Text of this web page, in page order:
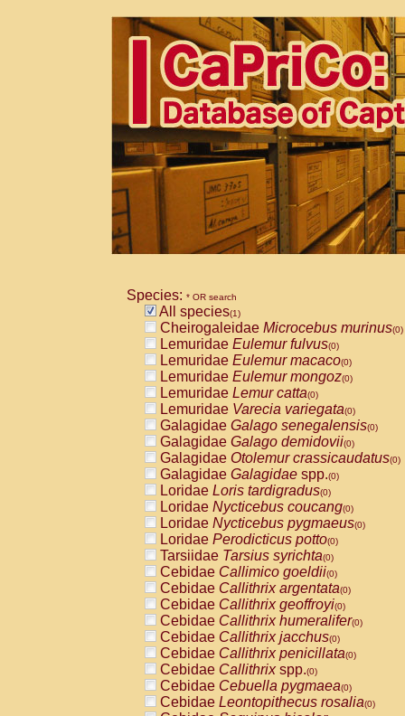
Species: * OR search
All species(1)
Cheirogaleidae Microcebus murinus(0)
Lemuridae Eulemur fulvus(0)
Lemuridae Eulemur macaco(0)
Lemuridae Eulemur mongoz(0)
Lemuridae Lemur catta(0)
Lemuridae Varecia variegata(0)
Galagidae Galago senegalensis(0)
Galagidae Galago demidovii(0)
Galagidae Otolemur crassicaudatus(0)
Galagidae Galagidae spp.(0)
Loridae Loris tardigradus(0)
Loridae Nycticebus coucang(0)
Loridae Nycticebus pygmaeus(0)
Loridae Perodicticus potto(0)
Tarsiidae Tarsius syrichta(0)
Cebidae Callimico goeldii(0)
Cebidae Callithrix argentata(0)
Cebidae Callithrix geoffroyi(0)
Cebidae Callithrix humeralifer(0)
Cebidae Callithrix jacchus(0)
Cebidae Callithrix penicillata(0)
Cebidae Callithrixspp.(0)
Cebidae Cebuella pygmaea(0)
Cebidae Leontopithecus rosalia(0)